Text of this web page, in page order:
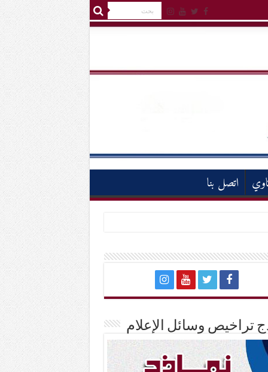
اتصل بنا
تراخيص وسائل الإعلام